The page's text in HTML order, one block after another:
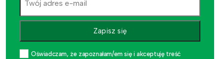
Zapisz się
Oświadczam, że zapoznałam/em się i akceptuję treść